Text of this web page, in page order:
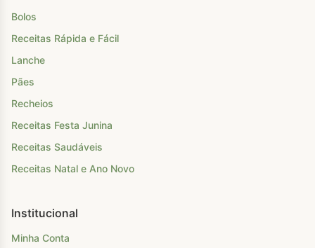
Bolos
Receitas Rápida e Fácil
Lanche
Pães
Recheios
Receitas Festa Junina
Receitas Saudáveis
Receitas Natal e Ano Novo
Institucional
Minha Conta